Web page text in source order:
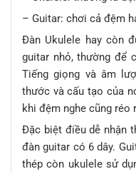
– Guitar: chơi cả đệm
Đàn Ukulele hay còn
guitar nhỏ, thường để
Tiếng giọng và âm
thước và cấu tạo của
khi đệm nghe cũng
Đặc biệt điều dễ nhận
đàn guitar có 6 dây.
thép còn ukulele sử